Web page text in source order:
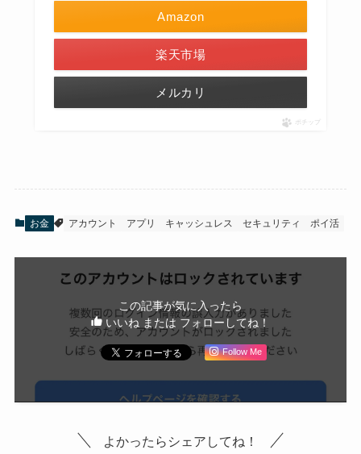
Amazon
楽天市場
メルカリ
ポチップ
お金 アカウント アプリ キャッシュレス セキュリティ ポイ活
この記事が気に入ったら
いいね または フォローしてね！
Follow Me
よかったらシェアしてね！